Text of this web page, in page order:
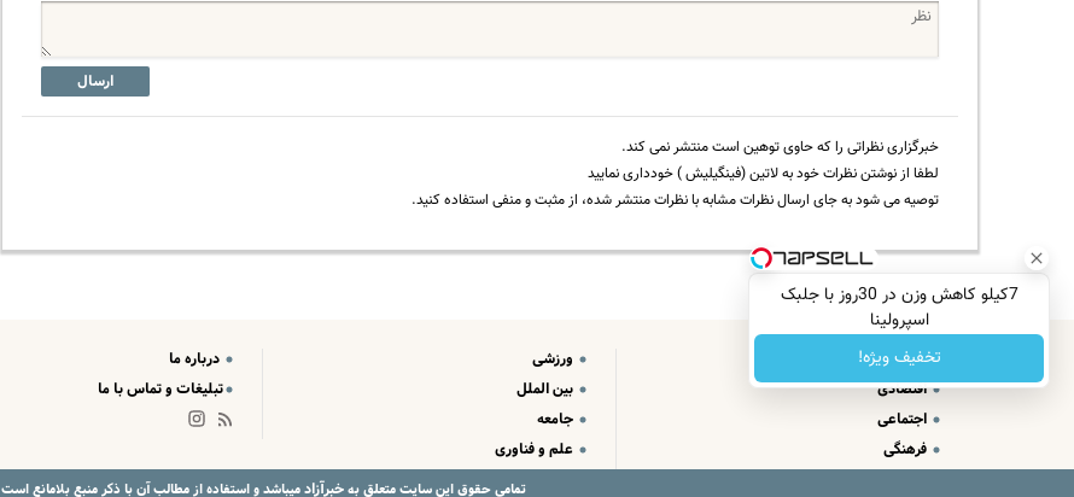
ارسال
خبرگزاری نظراتی را که حاوی توهین است منتشر نمی کند.
لطفا از نوشتن نظرات خود به لاتین (فینگیلیش ) خودداری نمایید
توصیه می شود به جای ارسال نظرات مشابه با نظرات منتشر شده، از مثبت و منفی استفاده کنید.
7کیلو کاهش وزن در 30روز با جلبک
اسپرولینا
تخفیف ویژه!
سیاسی
اقتصادی
اجتماعی
فرهنگی
ورزشی
بین الملل
جامعه
علم و فناوری
درباره ما
تبلیغات و تماس با ما
تمامی حقوق این سایت متعلق بهخبرآزادمیباشد و استفاده از مطالب آن با ذکر منبع بلامانع است